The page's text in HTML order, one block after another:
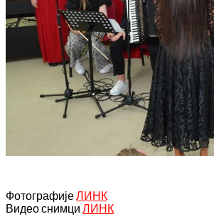
ФотографијеЛИНК
Видео снимци ЛИНК